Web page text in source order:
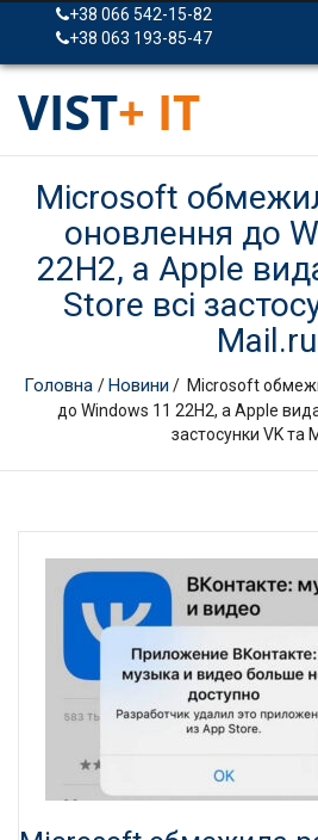
+38 066 542-15-82
+38 063 193-85-47
VIST+ IT
Microsoft
оновлення до
22H2, а Apple
Store всі
Mail.ru
Головна /Новини / Microsoft
до Windows 11 22H2, а Apple
застосунки VK та